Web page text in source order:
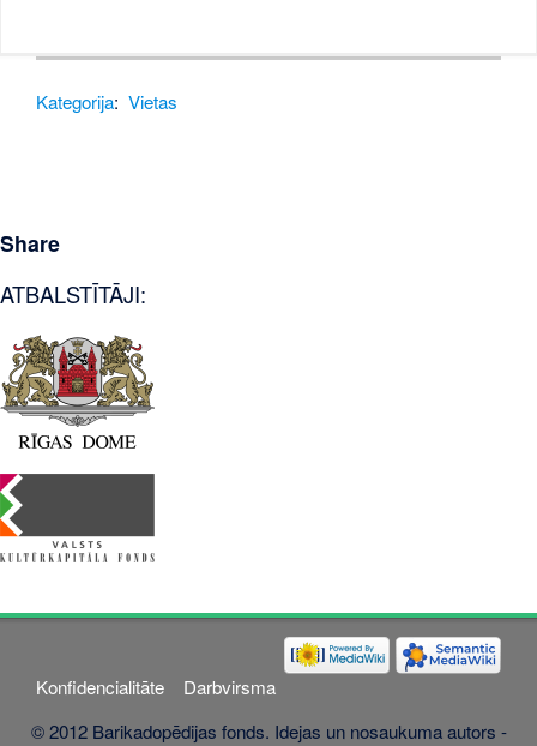
Kategorija: Vietas
Share
ATBALSTĪTĀJI:
Konfidencialitāte
Darbvirsma
© 2012 Barikadopēdijas fonds. Idejas un nosaukuma autors -